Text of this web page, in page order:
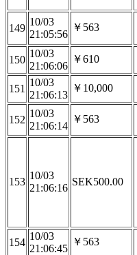
149
10/03
21:05:56
￥563
150
10/03
21:06:06
￥610
151
10/03
21:06:13
￥10,000
152
10/03
21:06:14
￥563
153
10/03
21:06:16
SEK500.00
154
10/03
21:06:45
￥563